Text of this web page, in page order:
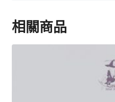
相關商品